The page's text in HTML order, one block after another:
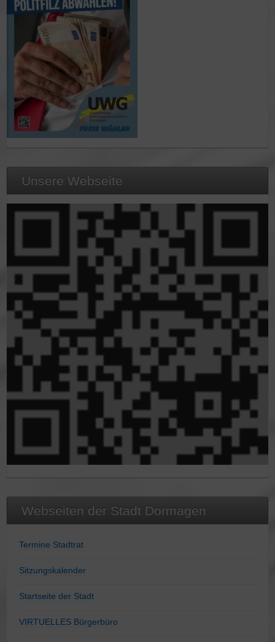
Unsere Webseite
Webseiten der Stadt Dormagen
Termine Stadtrat
Sitzungskalender
Startseite der Stadt
VIRTUELLES Bürgerbüro